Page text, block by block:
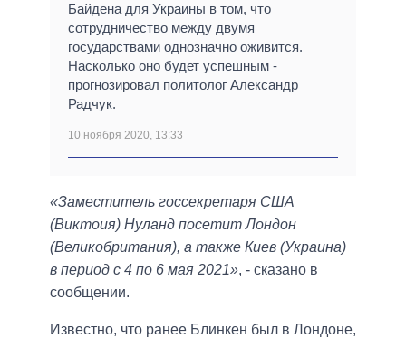
Байдена для Украины в том, что
сотрудничество между двумя
государствами однозначно оживится.
Насколько оно будет успешным -
прогнозировал политолог Александр
Радчук.
10 ноября 2020, 13:33
«Заместитель госсекретаря США
(Виктоия) Нуланд посетит Лондон
(Великобритания), а также Киев (Украина)
в период с 4 по 6 мая 2021», - сказано в
сообщении.
Известно, что ранее Блинкен был в Лондоне,